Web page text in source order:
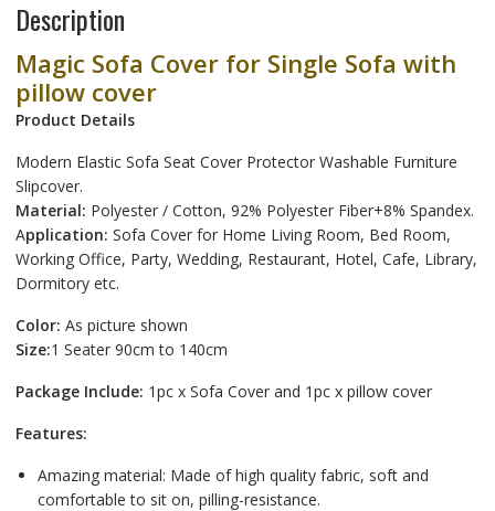
o
k
e
r
e
Description
Magic Sofa Cover for Single Sofa with
pillow cover
Product Details
Modern Elastic Sofa Seat Cover Protector Washable Furniture
Slipcover.
Material: Polyester / Cotton, 92% Polyester Fiber+8% Spandex.
Application: Sofa Cover for Home Living Room, Bed Room,
Working Office, Party, Wedding, Restaurant, Hotel, Cafe, Library,
Dormitory etc.
Color: As picture shown
Size:1 Seater 90cm to 140cm
Package Include: 1pc x Sofa Cover and 1pc x pillow cover
Features:
Amazing material: Made of high quality fabric, soft and
comfortable to sit on, pilling-resistance.